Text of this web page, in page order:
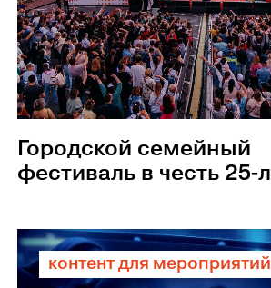
Городской семейный
фестиваль в честь 25-летия
контент для мероприятий